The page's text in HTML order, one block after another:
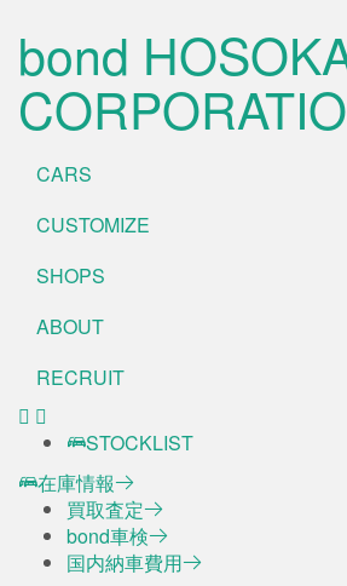
bond
CARS
CUSTOMIZE
SHOPS
ABOUT
RECRUIT
STOCKLIST
在庫情報
買取査定
bond車検
国内納車費用